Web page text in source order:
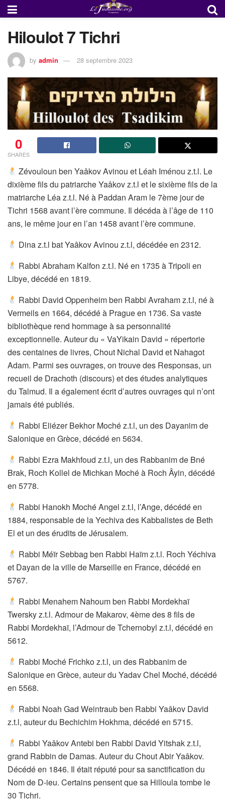
Hiloulot 7 Tichri
by admin 28 septembre 2023
0
SHARES
Zévouloun ben Yaâkov Avinou et Léah Iménou z.t.l. Le
dixième fils du patriarche Yaâkov z.t.l et le sixième fils de la
matriarche Léa z.t.l. Né à Paddan Aram le 7ème jour de
Tichri 1568 avant l’ère commune. Il décéda à l’âge de 110
ans, le même jour en l’an 1458 avant l’ère commune.
Dina z.t.l bat Yaâkov Avinou z.t.l, décédée en 2312.
Rabbi Abraham Kalfon z.t.l. Né en 1735 à Tripoli en
Libye, décédé en 1819.
Rabbi David Oppenheim ben Rabbi Avraham z.t.l, né à
Vermeils en 1664, décédé à Prague en 1736. Sa vaste
bibliothèque rend hommage à sa personnalité
exceptionnelle. Auteur du « VaYikain David » répertorie
des centaines de livres, Chout Nichal David et Nahagot
Adam. Parmi ses ouvrages, on trouve des Responsas, un
recueil de Drachoth (discours) et des études analytiques
du Talmud. Il a également écrit d’autres ouvrages qui n’ont
jamais été publiés.
Rabbi Eliézer Bekhor Moché z.t.l, un des Dayanim de
Salonique en Grèce, décédé en 5634.
Rabbi Ezra Makhfoud z.t.l, un des Rabbanim de Bné
Brak, Roch Kollel de Michkan Moché à Roch Âyin, décédé
en 5778.
Rabbi Hanokh Moché Angel z.t.l, l’Ange, décédé en
1884, responsable de la Yechiva des Kabbalistes de Beth
El et un des érudits de Jérusalem.
Rabbi Méïr Sebbag ben Rabbi Haïm z.t.l. Roch Yéchiva
et Dayan de la ville de Marseille en France, décédé en
5767.
Rabbi Menahem Nahoum ben Rabbi Mordekhaï
Twersky z.t.l. Admour de Makarov, 4ème des 8 fils de
Rabbi Mordekhaï, l’Admour de Tchernobyl z.t.l, décédé en
5612.
Rabbi Moché Frichko z.t.l, un des Rabbanim de
Salonique en Grèce, auteur du Yadav Chel Moché, décédé
en 5568.
Rabbi Noah Gad Weintraub ben Rabbi Yaâkov David
z.t.l, auteur du Bechichim Hokhma, décédé en 5715.
Rabbi Yaâkov Antebi ben Rabbi David Yitshak z.t.l,
grand Rabbin de Damas. Auteur du Chout Abir Yaâkov.
Décédé en 1846. Il était réputé pour sa sanctification du
Nom de D-ieu. Certains pensent que sa Hilloula tombe le
30 Tichri.